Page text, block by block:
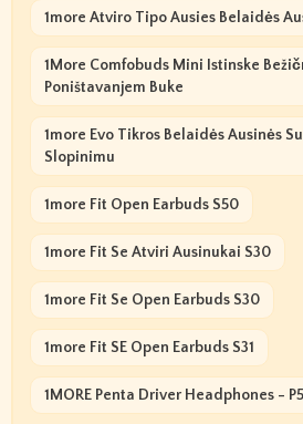
1more Atviro Tipo Ausies Belaidės
1More Comfobuds Mini Istinske
Poništavanjem Buke
1more Evo Tikros Belaidės Ausinės
Slopinimu
1more Fit Open Earbuds S50
1more Fit Se Atviri Ausinukai S30
1more Fit Se Open Earbuds S30
1more Fit SE Open Earbuds S31
1MORE Penta Driver Headphones -